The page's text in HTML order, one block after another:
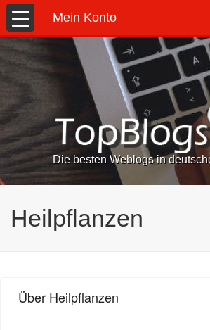
Mein Konto
Die besten Weblogs in
Heilpflanzen
Über Heilpflanzen